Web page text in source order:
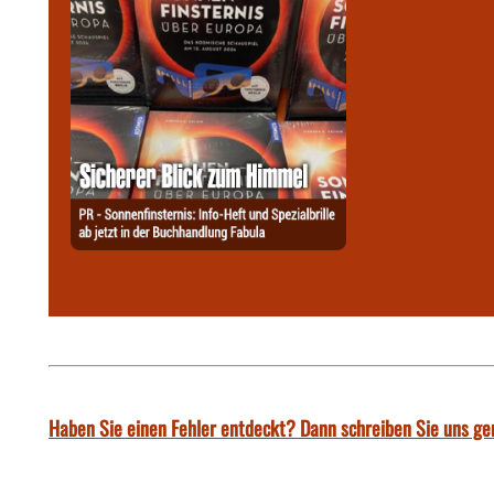
Haben Sie einen Fehler entdeckt? Dann schreiben Sie uns